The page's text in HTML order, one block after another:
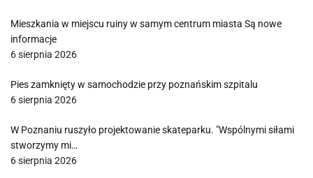
Mieszkania w miejscu ruiny w samym centrum miasta Są nowe
informacje
6 sierpnia 2026
Pies zamknięty w samochodzie przy poznańskim szpitalu
6 sierpnia 2026
W Poznaniu ruszyło projektowanie skateparku. "Wspólnymi siłami
stworzymy mi…
6 sierpnia 2026